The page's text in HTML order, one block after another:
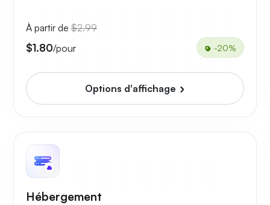
À partir de $2.99
$1.80/pour -20%
Options d'affichage
Hébergement